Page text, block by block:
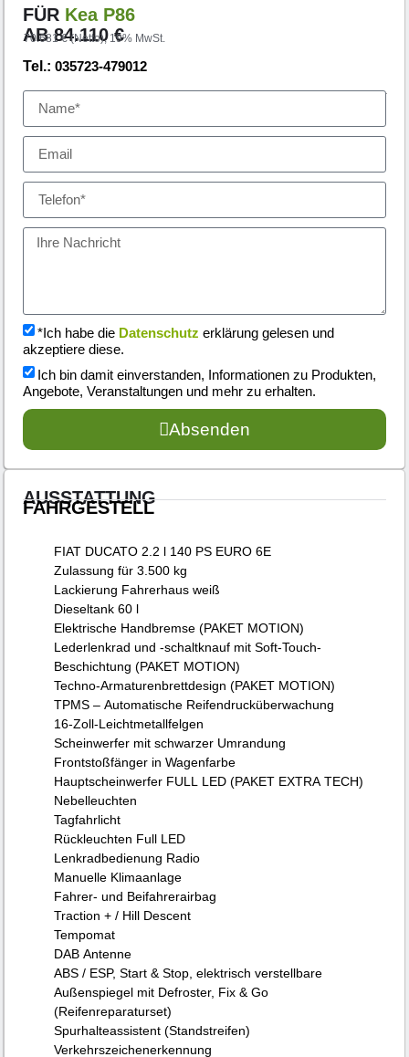
FÜR Kea P86
AB84.110€
70.681 € (Netto), 19% MwSt.
Tel.:035723-479012
*Ich habe die Datenschutz erklärung gelesen und
akzeptiere diese.
Ich bin damit einverstanden, Informationen zu Produkten,
Angebote, Veranstaltungen und mehr zu erhalten.
Absenden
AUSSTATTUNG
FAHRGESTELL
FIAT DUCATO 2.2 l 140 PS EURO 6E
Zulassung für 3.500 kg
Lackierung Fahrerhaus weiß
Dieseltank 60 l
Elektrische Handbremse (PAKET MOTION)
Lederlenkrad und -schaltknauf mit Soft-Touch-
Beschichtung (PAKET MOTION)
Techno-Armaturenbrettdesign (PAKET MOTION)
TPMS – Automatische Reifendrucküberwachung
16-Zoll-Leichtmetallfelgen
Scheinwerfer mit schwarzer Umrandung
Frontstoßfänger in Wagenfarbe
Hauptscheinwerfer FULL LED (PAKET EXTRA TECH)
Nebelleuchten
Tagfahrlicht
Rückleuchten Full LED
Lenkradbedienung Radio
Manuelle Klimaanlage
Fahrer- und Beifahrerairbag
Traction + / Hill Descent
Tempomat
DAB Antenne
ABS / ESP, Start & Stop, elektrisch verstellbare
Außenspiegel mit Defroster, Fix & Go
(Reifenreparaturset)
Spurhalteassistent (Standstreifen)
Verkehrszeichenerkennung